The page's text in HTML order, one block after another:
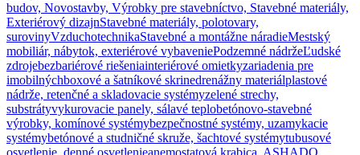
budov, Novostavby, Výrobky pre stavebníctvo, Stavebné materiály,
Exteriérový dizajnStavebné materiály, polotovary,
surovinyVzduchotechnikaStavebné a montážne náradieMestský
mobiliár, nábytok, exteriérové vybaveniePodzemné nádržeĽudské
zdrojebezbariérové riešeniainteriérové omietkyzariadenia pre
imobilnýchboxové a šatníkové skrinedrenážny materiálplastové
nádrže, retenčné a skladovacie systémyzelené strechy,
substrátyvykurovacie panely, sálavé teplobetónovo-stavebné
výrobky, komínové systémybezpečnostné systémy, uzamykacie
systémybetónové a studničné skruže, šachtové systémytubusové